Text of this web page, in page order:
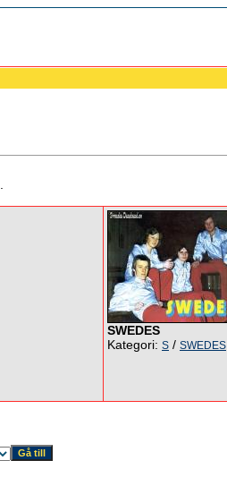
SWEDES
Kategori: S / SWEDES